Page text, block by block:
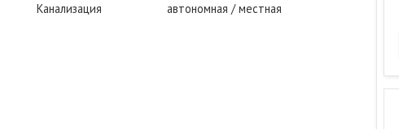
Канализация
автономная / местная